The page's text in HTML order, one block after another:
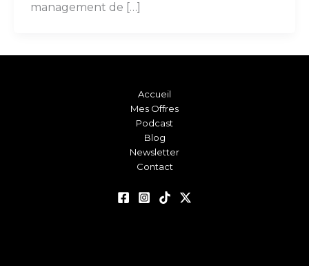
management de […]
Accueil
Mes Offres
Podcast
Blog
Newsletter
Contact